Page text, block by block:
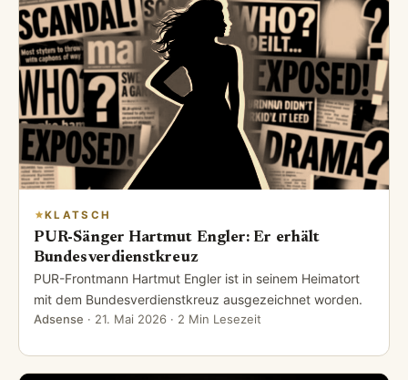
KLATSCH
PUR-Sänger Hartmut Engler: Er erhält
Bundesverdienstkreuz
PUR-Frontmann Hartmut Engler ist in seinem Heimatort
mit dem Bundesverdienstkreuz ausgezeichnet worden.
Adsense · 21. Mai 2026 · 2 Min Lesezeit